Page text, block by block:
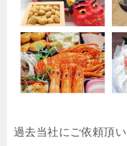
過去当社にご依頼頂